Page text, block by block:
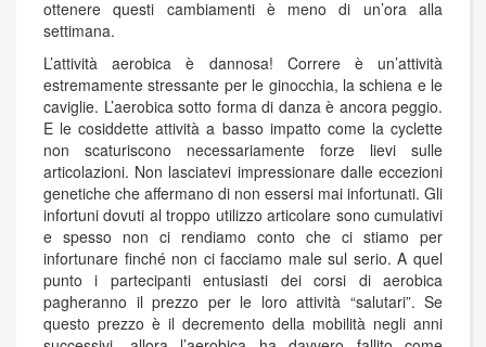
ottenere questi cambiamenti è meno di un’ora alla
settimana.
L’attività aerobica è dannosa! Correre è un’attività
estremamente stressante per le ginocchia, la schiena e le
caviglie. L’aerobica sotto forma di danza è ancora peggio.
E le cosiddette attività a basso impatto come la cyclette
non scaturiscono necessariamente forze lievi sulle
articolazioni. Non lasciatevi impressionare dalle eccezioni
genetiche che affermano di non essersi mai infortunati. Gli
infortuni dovuti al troppo utilizzo articolare sono cumulativi
e spesso non ci rendiamo conto che ci stiamo per
infortunare finché non ci facciamo male sul serio. A quel
punto i partecipanti entusiasti dei corsi di aerobica
pagheranno il prezzo per le loro attività “salutari”. Se
questo prezzo è il decremento della mobilità negli anni